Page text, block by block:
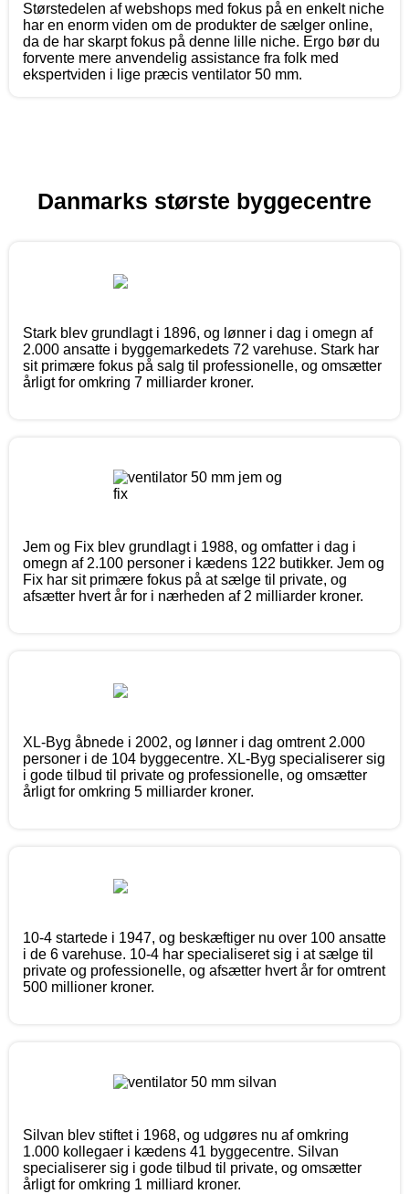
Størstedelen af webshops med fokus på en enkelt niche
har en enorm viden om de produkter de sælger online,
da de har skarpt fokus på denne lille niche. Ergo bør du
forvente mere anvendelig assistance fra folk med
ekspertviden i lige præcis ventilator 50 mm.
Danmarks største byggecentre
Stark blev grundlagt i 1896, og lønner i dag i omegn af
2.000 ansatte i byggemarkedets 72 varehuse. Stark har
sit primære fokus på salg til professionelle, og omsætter
årligt for omkring 7 milliarder kroner.
Jem og Fix blev grundlagt i 1988, og omfatter i dag i
omegn af 2.100 personer i kædens 122 butikker. Jem og
Fix har sit primære fokus på at sælge til private, og
afsætter hvert år for i nærheden af 2 milliarder kroner.
XL-Byg åbnede i 2002, og lønner i dag omtrent 2.000
personer i de 104 byggecentre. XL-Byg specialiserer sig
i gode tilbud til private og professionelle, og omsætter
årligt for omkring 5 milliarder kroner.
10-4 startede i 1947, og beskæftiger nu over 100 ansatte
i de 6 varehuse. 10-4 har specialiseret sig i at sælge til
private og professionelle, og afsætter hvert år for omtrent
500 millioner kroner.
Silvan blev stiftet i 1968, og udgøres nu af omkring
1.000 kollegaer i kædens 41 byggecentre. Silvan
specialiserer sig i gode tilbud til private, og omsætter
årligt for omkring 1 milliard kroner.